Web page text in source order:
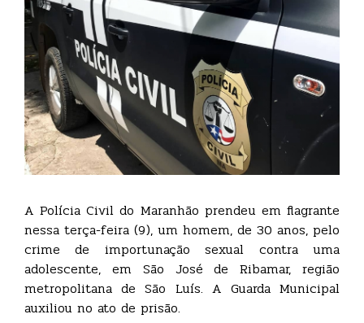
A Polícia Civil do Maranhão prendeu em flagrante
nessa terça-feira (9), um homem, de 30 anos, pelo
crime de importunação sexual contra uma
adolescente, em São José de Ribamar, região
metropolitana de São Luís. A Guarda Municipal
auxiliou no ato de prisão.